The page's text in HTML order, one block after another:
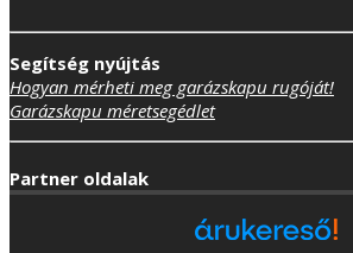
Segítség nyújtás
Hogyan mérheti meg garázskapu rugóját!
Garázskapu méretsegédlet
Partner oldalak